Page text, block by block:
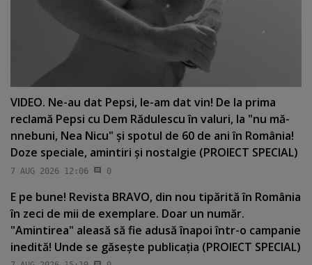
VIDEO. Ne-au dat Pepsi, le-am dat vin! De la prima
reclamă Pepsi cu Dem Rădulescu în valuri, la "nu mă-
nnebuni, Nea Nicu" şi spotul de 60 de ani în România!
Doze speciale, amintiri şi nostalgie (PROIECT SPECIAL)
7 AUG 2026 12:06 0
E pe bune! Revista BRAVO, din nou tipărită în România
în zeci de mii de exemplare. Doar un număr.
"Amintirea" aleasă să fie adusă înapoi într-o campanie
inedită! Unde se găseşte publicaţia (PROIECT SPECIAL)